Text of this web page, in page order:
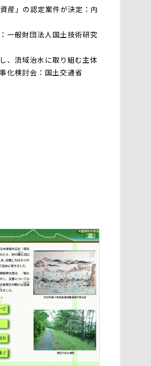
産」の認定案件が決定：内
一般財団法人国土技術研究
、流域治水に取り組む主体
化検討会：国土交通省